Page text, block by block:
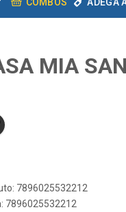
MIA
7896025532212
7896025532212